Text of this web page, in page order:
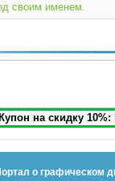
своим именем.
Купон на скидку 10%:
о графическом